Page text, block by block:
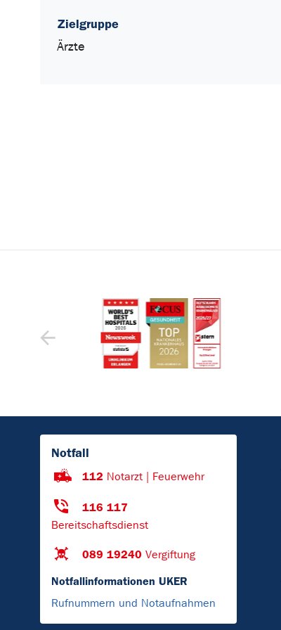
Zielgruppe
Ärzte
Notfall
112 Notarzt | Feuerwehr
116 117
Bereitschaftsdienst
089 19240 Vergiftung
Notfallinformationen UKER
Rufnummern und Notaufnahmen